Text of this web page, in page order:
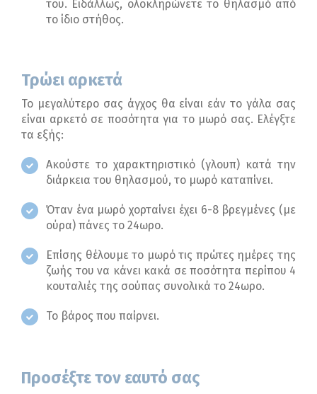
του. Ειδάλλως, ολοκληρώνετε το θηλασμό από
το ίδιο στήθος.
Τρώει αρκετά
Το μεγαλύτερο σας άγχος θα είναι εάν το γάλα σας
είναι αρκετό σε ποσότητα για το μωρό σας. Ελέγξτε
τα εξής:
Ακούστε το χαρακτηριστικό (γλουπ) κατά την
διάρκεια του θηλασμού, το μωρό καταπίνει.
Όταν ένα μωρό χορταίνει έχει 6-8 βρεγμένες (με
ούρα) πάνες το 24ωρο.
Επίσης θέλουμε το μωρό τις πρώτες ημέρες της
ζωής του να κάνει κακά σε ποσότητα περίπου 4
κουταλιές της σούπας συνολικά το 24ωρο.
Το βάρος που παίρνει.
Προσέξτε τον εαυτό σας